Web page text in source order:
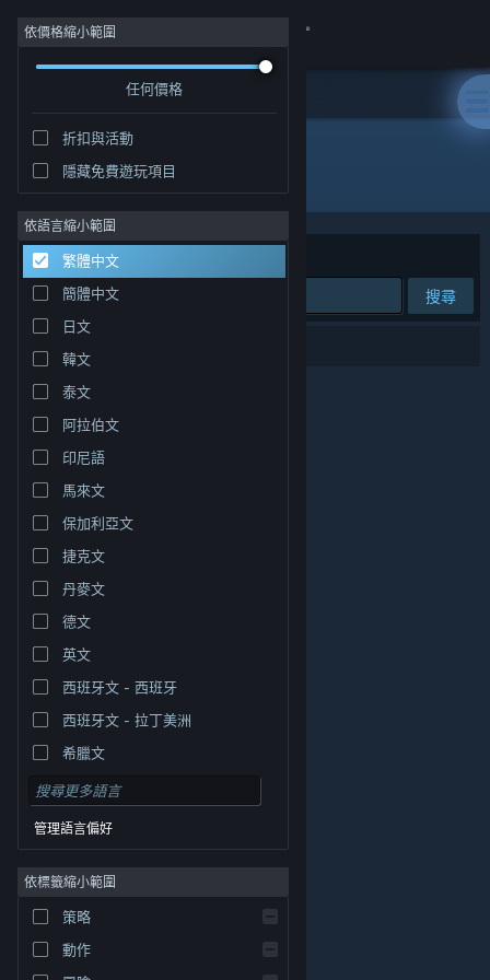
登入
社群
關於
客服
變更語言
取得 Steam 行動應用程式
檢視電腦版網頁
權人在美國與其它國家（地區）之財產。
Cookie
依價格縮小範圍
任何價格
折扣與活動
隱藏免費遊玩項目
依語言縮小範圍
繁體中文
簡體中文
日文
韓文
泰文
阿拉伯文
印尼語
馬來文
保加利亞文
捷克文
丹麥文
德文
英文
西班牙文 - 西班牙
西班牙文 - 拉丁美洲
希臘文
管理語言偏好
依標籤縮小範圍
策略
動作
發行商: VOYVOD ARTS
排序依據 相關性
搜尋
0 項相符的搜尋結果。